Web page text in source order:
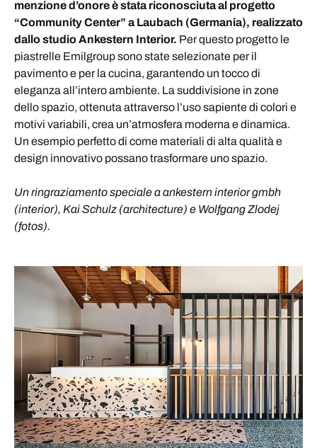
menzione d’onore è stata riconosciuta al progetto
“Community Center” a Laubach (Germania), realizzato
dallo studio Ankestern Interior. Per questo progetto le
piastrelle Emilgroup sono state selezionate per il
pavimento e per la cucina, garantendo un tocco di
eleganza all’intero ambiente. La suddivisione in zone
dello spazio, ottenuta attraverso l’uso sapiente di colori e
motivi variabili, crea un’atmosfera moderna e dinamica.
Un esempio perfetto di come materiali di alta qualità e
design innovativo possano trasformare uno spazio.
Un ringraziamento speciale a ankestern interior gmbh
(interior), Kai Schulz (architecture) e Wolfgang Zlodej
(fotos).